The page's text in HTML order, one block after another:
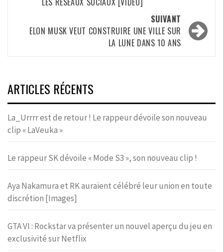
SUIVANT
ELON MUSK VEUT CONSTRUIRE UNE VILLE SUR
LA LUNE DANS 10 ANS
ARTICLES RÉCENTS
La_Urrrr est de retour ! Le rappeur dévoile son nouveau
clip « LaVeuka »
Le rappeur SK dévoile « Mode S3 », son nouveau clip !
Aya Nakamura et RK auraient célébré leur union en toute
discrétion [Images]
GTA VI : Rockstar va présenter un nouvel aperçu du jeu en
exclusivité sur Netflix